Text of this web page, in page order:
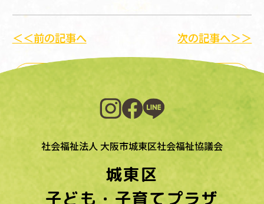
＜＜前の記事へ
一覧に戻る
次の記事へ＞＞
社会福祉法人 大阪市城東区社会福祉協議会
城東区
子ども・子育てプラザ